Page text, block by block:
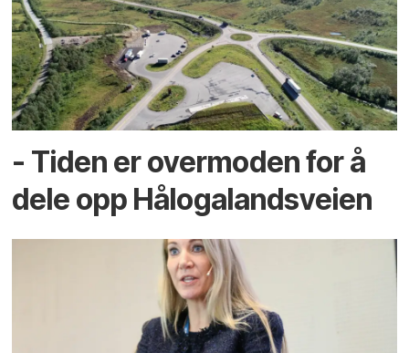
- Tiden er overmoden for å
dele opp Hålogalandsveien